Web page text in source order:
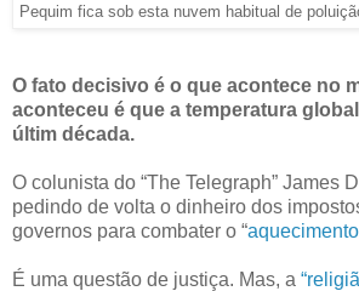
Pequim fica sob esta nuvem habitual de
O fato decisivo é o que acontece no
aconteceu é que a temperatura
últim década.
O colunista do “The Telegraph” James
pedindo de volta o dinheiro dos
governos para combater o “
É uma questão de justiça. Mas, a